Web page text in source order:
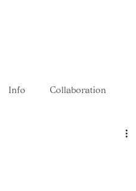
Info Collaboration